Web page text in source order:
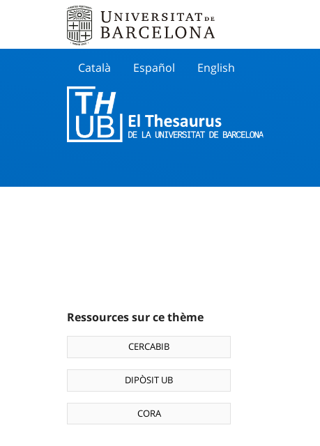
Català Español English
Ressources sur ce thème
CERCABIB
DIPÒSIT UB
CORA